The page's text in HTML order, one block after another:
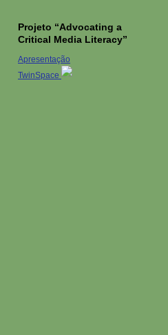
Projeto “Advocating a
Critical Media Literacy”
Apresentação
TwinSpace